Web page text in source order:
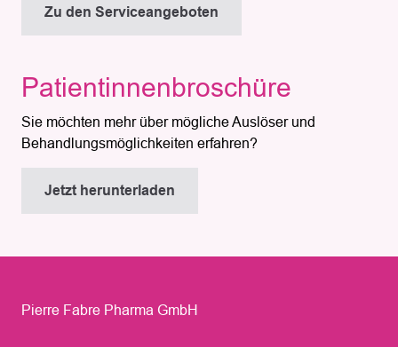
Zu den Serviceangeboten
Patientinnenbroschüre
Sie möchten mehr über mögliche Auslöser und
Behandlungsmöglichkeiten erfahren?
Jetzt herunterladen
Pierre Fabre Pharma GmbH